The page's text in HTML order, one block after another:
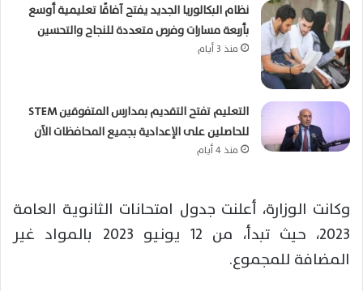
نظام البكالوريا الجديد يفتح آفاقًا تعليمية أوسع
بأربعة مسارات وفرص متعددة للنجاح والتحسين
منذ 3 أيام
التعليم تفتح التقديم بمدارس المتفوقين STEM
للحاصلين على الإعدادية بجميع المحافظات الآن
منذ 4 أيام
وكانت الوزارة، أعلنت جدول امتحانات الثانوية العامة
2023، حيث تبدأ، من 12 يونيو 2023 بالمواد غير
المضافة للمجموع.